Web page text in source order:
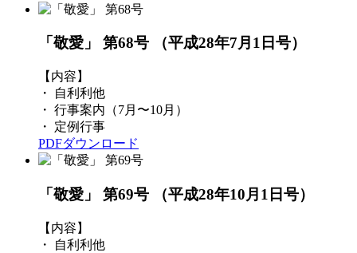
「敬愛」 第68号 （平成28年7月1日号）
【内容】
・ 自利利他
・ 行事案内（7月〜10月）
・ 定例行事
PDFダウンロード
「敬愛」 第69号 （平成28年10月1日号）
【内容】
・ 自利利他